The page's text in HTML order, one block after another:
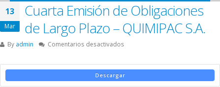
13
Mar
Cuarta Emisión de Obligaciones
de Largo Plazo – QUIMIPAC S.A.
By admin Comentarios desactivados
Emisión
de
Obligaciones
Descargar